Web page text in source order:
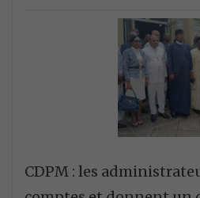
CDPM : les